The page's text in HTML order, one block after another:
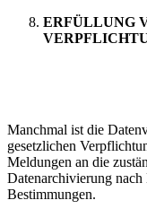
ERFÜLLUNG
Manchmal ist die
gesetzlichen
Meldungen an die
Datenarchivierung nach
Bestimmungen.